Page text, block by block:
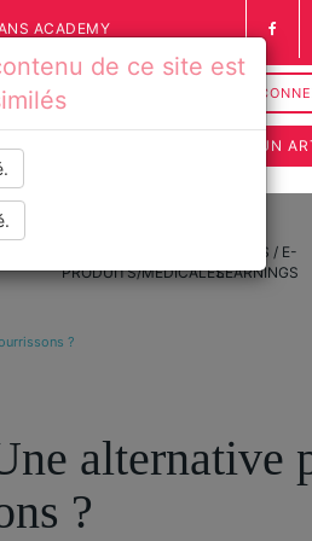
ACADEMY
INSCRIPTION /
SOUMETTRE UN
PRODUITS/MÉDICALES
VIDÉOS / E-
LEARNINGS
?
alternative
?
de ce site est